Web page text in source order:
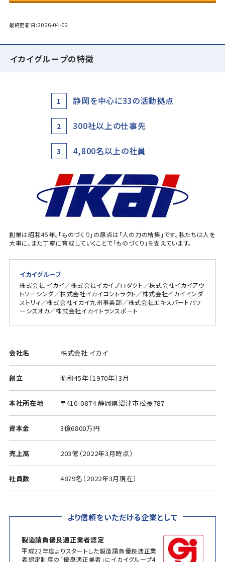
最終更新日:2026-04-02
イカイグループの特徴
1 静岡を中心に33の活動拠点
2 300社以上の仕事先
3 4,800名以上の社員
創業は昭和45年。「ものづくり」の原点は「人の力の結集」です。私たちは人を
大事に、また丁寧に育成していくことで「ものづくり」を支えています。
イカイグループ
株式会社 イカイ／株式会社イカイプロダクト／株式会社イカイアウ
トソーシング／株式会社イカイコントラクト／株式会社イカイインダ
ストリィ／株式会社イカイ九州事業部／株式会社エキスパートパワ
ーシズオカ／株式会社イカイトランスポート
会社名 株式会社 イカイ
創立 昭和45年（1970年）3月
本社所在地 〒410-0874 静岡県沼津市松長787
資本金 3億6800万円
売上高 203億（2022年3月時点）
社員数 4879名（2022年3月現在）
より信頼をいただける企業として
製造請負優良適正業者認定
平成22年度よりスタートした製造請負優良適正業
者認定制度の「優良適正業者」にイカイグループ4